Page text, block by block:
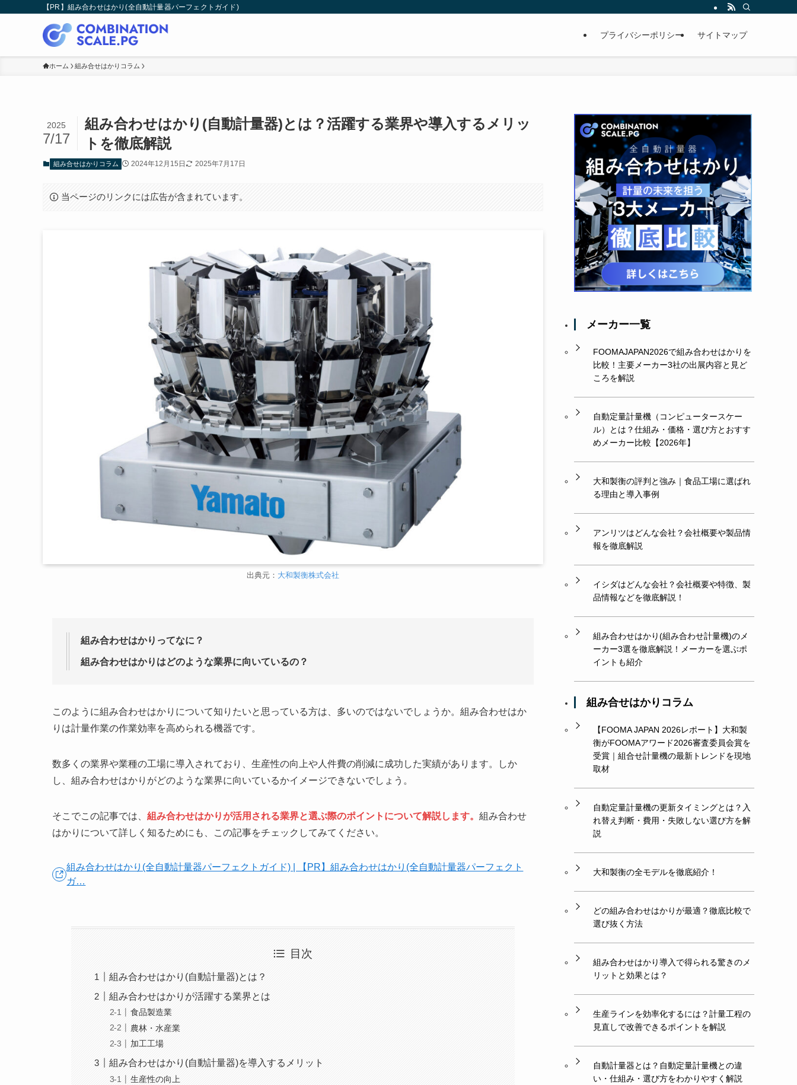
【PR】組み合わせはかり(全自動計量器パーフェクトガイド)
プライバシーポリシー サイトマップ
ホーム 組み合せはかりコラム
組み合わせはかり(自動計量器)とは？活躍する業界や導入するメリッ
トを徹底解説
2025
7/17
組み合せはかりコラム 2024年12月15日 2025年7月17日
当ページのリンクには広告が含まれています。
出典元： 大和製衡株式会社
組み合わせはかりってなに？
組み合わせはかりはどのような業界に向いているの？
このように組み合わせはかりについて知りたいと思っている方は、多いのではないでしょうか。組み合わせはか
りは計量作業の作業効率を高められる機器です。
数多くの業界や業種の工場に導入されており、生産性の向上や人件費の削減に成功した実績があります。しか
し、組み合わせはかりがどのような業界に向いているかイメージできないでしょう。
そこでこの記事では、 組み合わせはかりが活用される業界と選ぶ際のポイントについて解説します。 組み合わせ
はかりについて詳しく知るためにも、この記事をチェックしてみてください。
組み合わせはかり(全自動計量器パーフェクトガイド) | 【PR】組み合わせはかり(全自動計量器パーフェクト
ガ…
目次
組み合わせはかり(自動計量器)とは？
組み合わせはかりが活躍する業界とは
食品製造業
農林・水産業
加工工場
組み合わせはかり(自動計量器)を導入するメリット
生産性の向上
メーカー一覧
FOOMAJAPAN2026で組み合わせはかりを
比較！主要メーカー3社の出展内容と見ど
ころを解説
自動定量計量機（コンピュータースケー
ル）とは？仕組み・価格・選び方とおすす
めメーカー比較【2026年】
大和製衡の評判と強み｜食品工場に選ばれ
る理由と導入事例
アンリツはどんな会社？会社概要や製品情
報を徹底解説
イシダはどんな会社？会社概要や特徴、製
品情報などを徹底解説！
組み合わせはかり(組み合わせ計量機)のメ
ーカー3選を徹底解説！メーカーを選ぶポ
イントも紹介
組み合せはかりコラム
【FOOMA JAPAN 2026レポート】大和製
衡がFOOMAアワード2026審査委員会賞を
受賞｜組合せ計量機の最新トレンドを現地
取材
自動定量計量機の更新タイミングとは？入
れ替え判断・費用・失敗しない選び方を解
説
大和製衡の全モデルを徹底紹介！
どの組み合わせはかりが最適？徹底比較で
選び抜く方法
組み合わせはかり導入で得られる驚きのメ
リットと効果とは？
生産ラインを効率化するには？計量工程の
見直しで改善できるポイントを解説
自動計量器とは？自動定量計量機との違
い・仕組み・選び方をわかりやすく解説